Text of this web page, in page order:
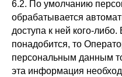
6.2. По умолчанию
обрабатывается
доступа к ней кого-
понадобится, то
персональным данным
эта информация